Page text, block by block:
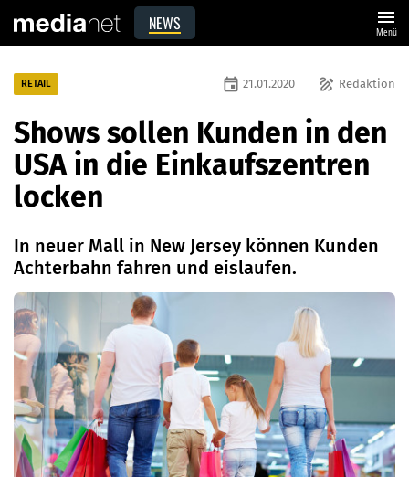
NEWS menu
Menü
RETAIL draw Redaktion
event 21.01.2020
Shows sollen Kunden in den
USA in die Einkaufszentren
locken
In neuer Mall in New Jersey können Kunden
Achterbahn fahren und eislaufen.